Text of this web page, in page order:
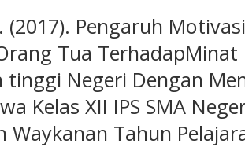
(2017). Pengaruh
Tua
tinggi Negeri Dengan
Kelas XII IPS SMA
Waykanan Tahun